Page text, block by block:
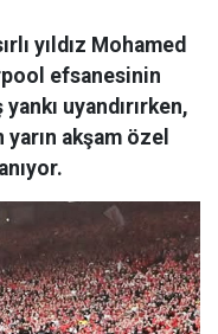
yıldız Mohamed
efsanesinin
uyandırırken,
akşam özel